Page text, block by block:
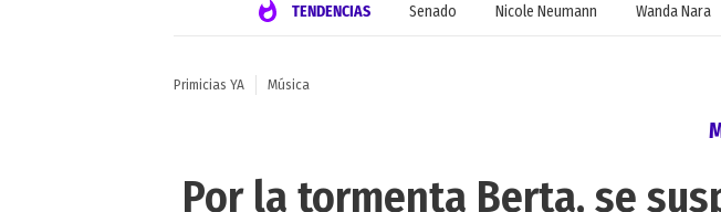
TENDENCIAS Senado Nicole Neumann Wanda Nara
Primicias YA Música
Por la tormenta Berta, se